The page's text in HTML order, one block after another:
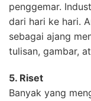
penggemar.
dari hari ke hari.
sebagai ajang
tulisan, gambar,
5. Riset
Banyak yang